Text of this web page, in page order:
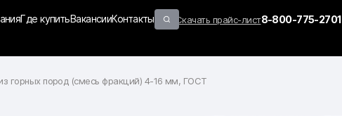
Где купитьВакансииКонтакты Скачать прайс-лист8-800-775-2701
горных пород (смесь фракций) 4-16 мм, ГОСТ